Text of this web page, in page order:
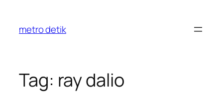
content
metro detik
Tag: ray dalio